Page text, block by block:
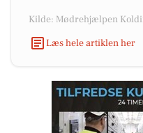
Kilde: Mødrehjælpen
Læs hele artiklen her